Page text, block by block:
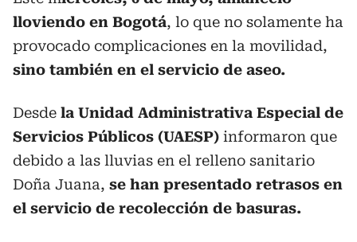
lloviendo en Bogotá, lo que no solamente ha
provocado complicaciones en la movilidad,
sino también en el servicio de aseo.
Desde la Unidad Administrativa Especial de
Servicios Públicos (UAESP) informaron que
debido a las lluvias en el relleno sanitario
Doña Juana, se han presentado retrasos en
el servicio de recolección de basuras.